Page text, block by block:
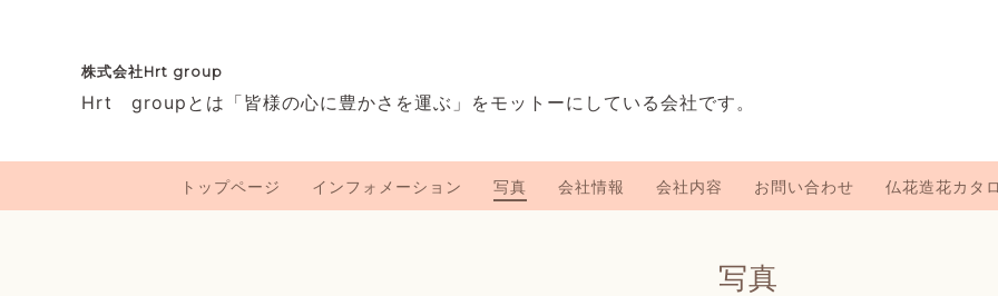
株式会社Hrt group
Hrt groupとは「皆様の心に豊かさを運ぶ」をモットーにしている会社です。
トップページ インフォメーション 写真 会社情報 会社内容 お問い合わせ 仏花造花カタ
写真